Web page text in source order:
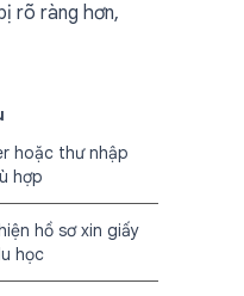
rõ ràng hơn,
hoặc thư nhập
hợp
hồ sơ xin giấy
học